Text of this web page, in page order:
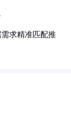
求精准匹配推